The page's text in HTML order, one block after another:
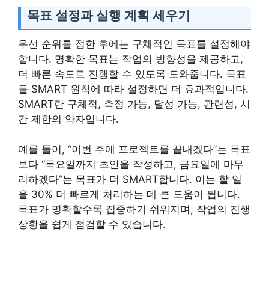
목표 설정과 실행 계획 세우기
우선 순위를 정한 후에는 구체적인 목표를 설정해야
합니다. 명확한 목표는 작업의 방향성을 제공하고,
더 빠른 속도로 진행할 수 있도록 도와줍니다. 목표
를 SMART 원칙에 따라 설정하면 더 효과적입니다.
SMART란 구체적, 측정 가능, 달성 가능, 관련성, 시
간 제한의 약자입니다.
예를 들어, “이번 주에 프로젝트를 끝내겠다”는 목표
보다 “목요일까지 초안을 작성하고, 금요일에 마무
리하겠다”는 목표가 더 SMART합니다. 이는 할 일
을 30% 더 빠르게 처리하는 데 큰 도움이 됩니다.
목표가 명확할수록 집중하기 쉬워지며, 작업의 진행
상황을 쉽게 점검할 수 있습니다.